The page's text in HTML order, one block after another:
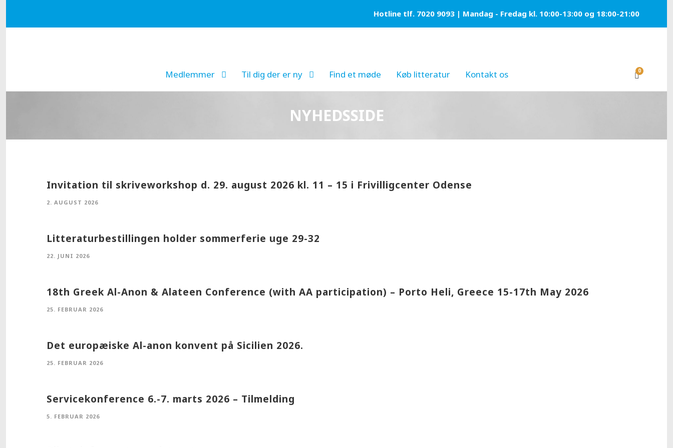
Hotline tlf. 7020 9093 | Mandag - Fredag kl. 10:00-13:00 og 18:00-21:00
Medlemmer Til dig der er ny Find et møde Køb litteratur Kontakt os 0
NYHEDSSIDE
Invitation til skriveworkshop d. 29. august 2026 kl. 11 – 15 i Frivilligcenter Odense
2. AUGUST 2026
Litteraturbestillingen holder sommerferie uge 29-32
22. JUNI 2026
18th Greek Al-Anon & Alateen Conference (with AA participation) – Porto Heli, Greece 15-17th May 2026
25. FEBRUAR 2026
Det europæiske Al-anon konvent på Sicilien 2026.
25. FEBRUAR 2026
Servicekonference 6.-7. marts 2026 – Tilmelding
5. FEBRUAR 2026